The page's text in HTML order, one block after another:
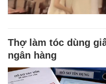
Thợ làm tóc dùng
ngân hàng